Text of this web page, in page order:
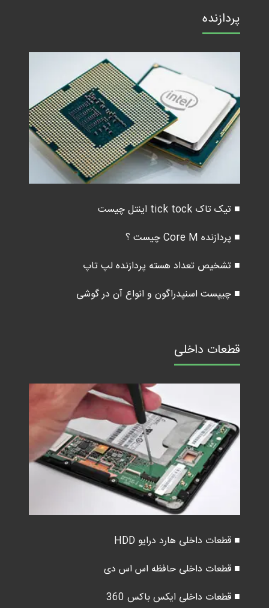
پردازنده
■ تیک تاک tick tock اینتل چیست
■ پردازنده Core M چیست ؟
■ تشخیص تعداد هسته پردازنده لپ تاپ
■ چیپست اسنپدراگون و انواع آن در گوشی
قطعات داخلی
■ قطعات داخلی هارد درایو HDD
■ قطعات داخلی حافظه اس اس دی
■ قطعات داخلی ایکس باکس 360